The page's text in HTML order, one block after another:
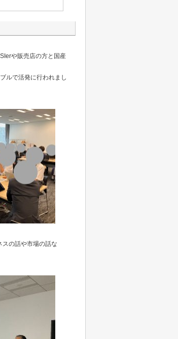
や販売店の方と国産
ルで活発に行われまし
の話や市場の話な